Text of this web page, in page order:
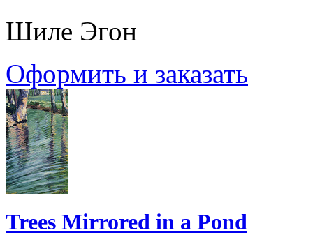
Шиле Эгон
Оформить и заказать
Trees Mirrored in a Pond